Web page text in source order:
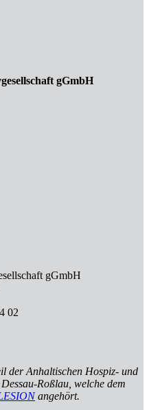
gGmbH
gGmbH
02
der Anhaltischen Hospiz- und
Roßlau, welche dem
angehört.